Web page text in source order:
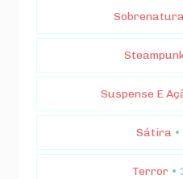
Suspense E
Sátira
Terror •